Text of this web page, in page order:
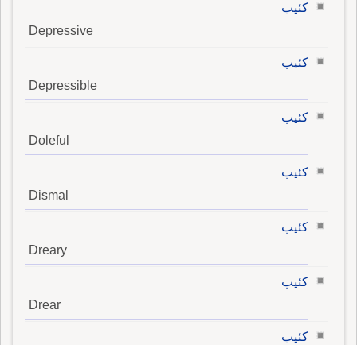
كئيب
Depressive
كئيب
Depressible
كئيب
Doleful
كئيب
Dismal
كئيب
Dreary
كئيب
Drear
كئيب